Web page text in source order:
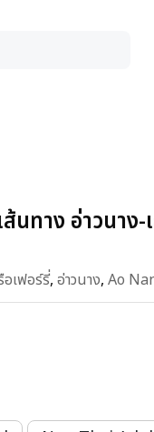
ส้นทาง อ่าวนา
อเฟอร์รี่, อ่าวนาง, Ao